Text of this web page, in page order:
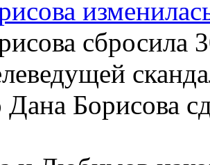
сбросила
Борисова